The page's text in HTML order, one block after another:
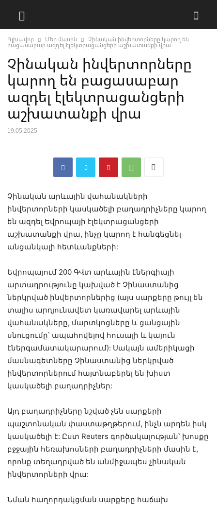
Գլխավոր Մեր մասին Չինական ինվերտորները կարող են
բացասաբար ազդել էլեկտրացանցերի աշխատանքի վրա
Չինական ինվերտորները
կարող են բացասաբար
ազդել էլեկտրացանցերի
աշխատանքի վրա
19.05.2025
Չինական արևային վահանակների
ինվերտորների կասկածելի բաղադրիչները կարող
են ազդել Եվրոպայի էլեկտրացանցերի
աշխատանքի վրա, ինչը կարող է հանգեցնել
անցանկալի հետևանքների:
Եվրոպայում 200 ԳՎտ արևային էներգիայի
արտադրությունը կախված է Չինաստանից
ներկրված ինվերտորներից (այս սարքերը թույլ են
տալիս արդյունավետ կառավարել արևային
վահանակները, մարտկոցները և ցանցային
սնուցումը՝ ապահովելով հուսալի և կայուն
էներգամատակարարում): Սակայն ամերիկացի
մասնագետները Չինաստանից ներկրված
ինվերտորներում հայտնաբերել են խիստ
կասկածելի բաղադրիչներ:
Այդ բաղադրիչները նշված չեն սարքերի
պաշտոնական փաստաթղթերում, ինչն արդեն իսկ
կասկածելի է: Ըստ Reuters գործակալության՝ խոսքը
բջջային հեռախոսների բաղադրիչների մասին է,
որոնք տեղադրված են անմիջապես չինական
ինվերտորների վրա:
Նման հաղորդակցման սարքերը հաճախ